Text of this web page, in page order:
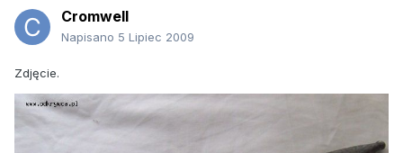
Cromwell
Napisano 5 Lipiec 2009
Zdjęcie.